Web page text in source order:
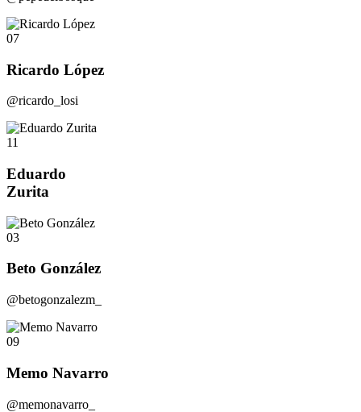
07
Ricardo López
@ricardo_losi
11
Eduardo
Zurita
03
Beto González
@betogonzalezm_
09
Memo Navarro
@memonavarro_